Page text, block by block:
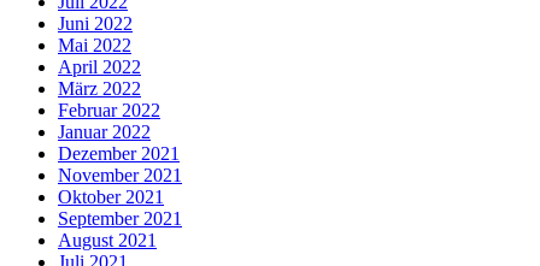
Juni 2022
Mai 2022
April 2022
März 2022
Februar 2022
Januar 2022
Dezember 2021
November 2021
Oktober 2021
September 2021
August 2021
Juli 2021